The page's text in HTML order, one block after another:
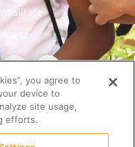
you agree to
device to
site usage,
efforts.